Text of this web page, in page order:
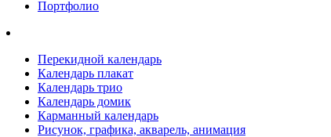
Портфолио
Перекидной календарь
Календарь плакат
Календарь трио
Календарь домик
Карманный календарь
Рисунок, графика, акварель, анимация